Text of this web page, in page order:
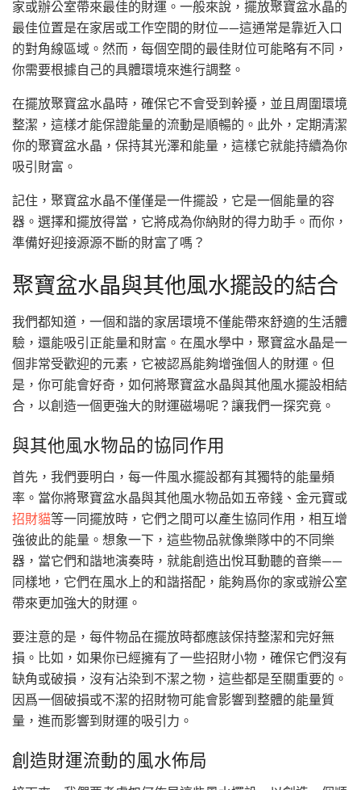
家或辦公室帶來最佳的財運。一般來說，擺放聚寶盆水晶的
最佳位置是在家居或工作空間的財位——這通常是靠近入口
的對角線區域。然而，每個空間的最佳財位可能略有不同，
你需要根據自己的具體環境來進行調整。
在擺放聚寶盆水晶時，確保它不會受到幹擾，並且周圍環境
整潔，這樣才能保證能量的流動是順暢的。此外，定期清潔
你的聚寶盆水晶，保持其光澤和能量，這樣它就能持續為你
吸引財富。
記住，聚寶盆水晶不僅僅是一件擺設，它是一個能量的容
器。選擇和擺放得當，它將成為你納財的得力助手。而你，
準備好迎接源源不斷的財富了嗎？
聚寶盆水晶與其他風水擺設的結合
我們都知道，一個和諧的家居環境不僅能帶來舒適的生活體
驗，還能吸引正能量和財富。在風水學中，聚寶盆水晶是一
個非常受歡迎的元素，它被認爲能夠增強個人的財運。但
是，你可能會好奇，如何將聚寶盆水晶與其他風水擺設相結
合，以創造一個更強大的財運磁場呢？讓我們一探究竟。
與其他風水物品的協同作用
首先，我們要明白，每一件風水擺設都有其獨特的能量頻
率。當你將聚寶盆水晶與其他風水物品如五帝錢、金元寶或
招財貓等一同擺放時，它們之間可以產生協同作用，相互增
強彼此的能量。想象一下，這些物品就像樂隊中的不同樂
器，當它們和諧地演奏時，就能創造出悅耳動聽的音樂——
同樣地，它們在風水上的和諧搭配，能夠爲你的家或辦公室
帶來更加強大的財運。
要注意的是，每件物品在擺放時都應該保持整潔和完好無
損。比如，如果你已經擁有了一些招財小物，確保它們沒有
缺角或破損，沒有沾染到不潔之物，這些都是至關重要的。
因爲一個破損或不潔的招財物可能會影響到整體的能量質
量，進而影響到財運的吸引力。
創造財運流動的風水佈局